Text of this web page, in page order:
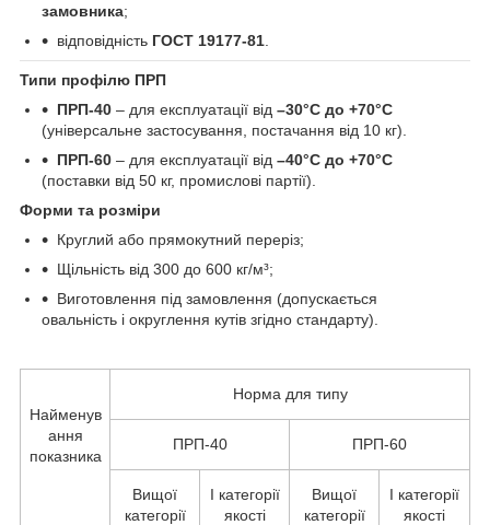
замовника;
відповідність ГОСТ 19177-81
Типи профілю ПРП
ПРП-40 – для експлуатації від –30°C до +70°C
(універсальне застосування, постачання від 10 кг).
ПРП-60 – для експлуатації від –40°C до +70°C
(поставки від 50 кг, промислові партії).
Форми та розміри
Круглий або прямокутний переріз;
Щільність від 300 до 600 кг/м³;
Виготовлення під замовлення (допускається
овальність і округлення кутів згідно стандарту).
Найменув
ання
показника
Норма для типу
ПРП-40 ПРП-60
Вищої
категорії
I категорії
якості
Вищої
категорії
I категорії
якості